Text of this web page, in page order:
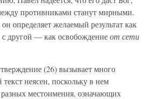
противниками станут мирными.
определяет желаемый результат как
с другой — как освобождениеот сети
(26) вызывает много
неясен, поскольку в нем
разных местоимения, означающих